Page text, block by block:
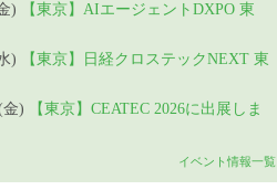
)
【東京】AIエージェントDXPO 東
)
【東京】日経クロステックNEXT 東
金)
【東京】CEATEC 2026に出展しま
イベント情報一覧